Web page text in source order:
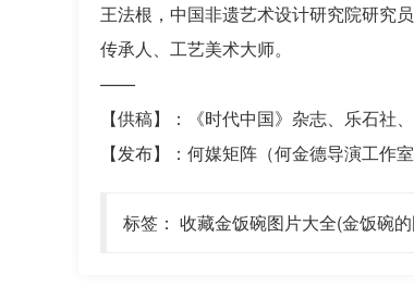
王法根，中国非遗艺术设计研究院研究
传承人、工艺美术大师。
——
【供稿】：《时代中国》杂志、乐石社
【发布】：何媒矩阵（何金德导演工作
标签： 收藏金饭碗图片大全(金饭碗